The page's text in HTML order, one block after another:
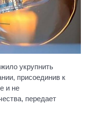
укрупнить
присоединив к
и не
передает